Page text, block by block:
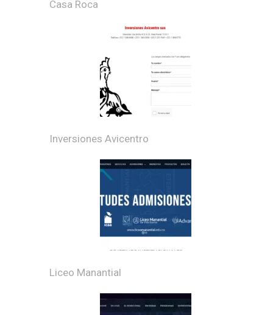
Casa Roca
Inversiones Avicentro
Liceo Manantial